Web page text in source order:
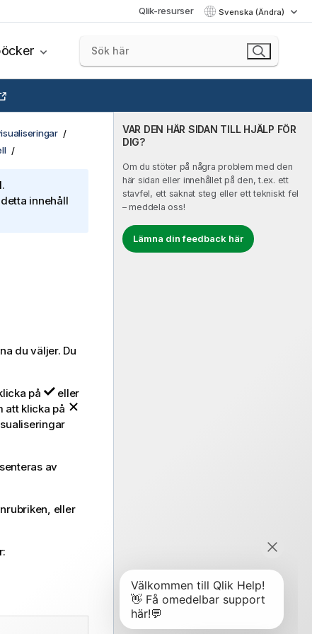
Qlik-resurser Svenska (Ändra)
VAR DEN HÄR SIDAN TILL HJÄLP FÖR
DIG?
Om du stöter på några problem med den
här sidan eller innehållet på den, t.ex. ett
stavfel, ett saknat steg eller ett tekniskt fel
– meddela oss!
Lämna din feedback här
innehåll
du väljer. Du
på
eller
att klicka på
av
eller